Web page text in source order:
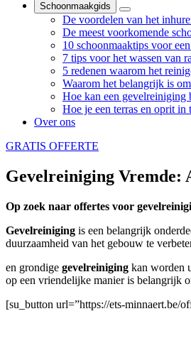
Schoonmaakgids
De voordelen van het
De meest voorkomende
10 schoonmaaktips voor
7 tips voor het wassen van
5 redenen waarom het
Waarom het belangrijk is
Hoe kan een gevelreiniging
Hoe je een terras en oprit in
Over ons
GRATIS OFFERTE
Gevelreiniging Vremde:
Op zoek naar offertes voor
Gevelreiniging is een belangrijk
duurzaamheid van het gebouw te
en grondige gevelreiniging kan worden
op een vriendelijke manier is belangrijk
[su_button url=”https://ets-minnaert.be/